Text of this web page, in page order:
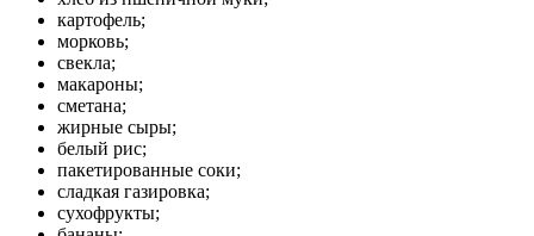
картофель;
морковь;
свекла;
макароны;
сметана;
жирные сыры;
белый рис;
пакетированные соки;
сладкая газировка;
сухофрукты;